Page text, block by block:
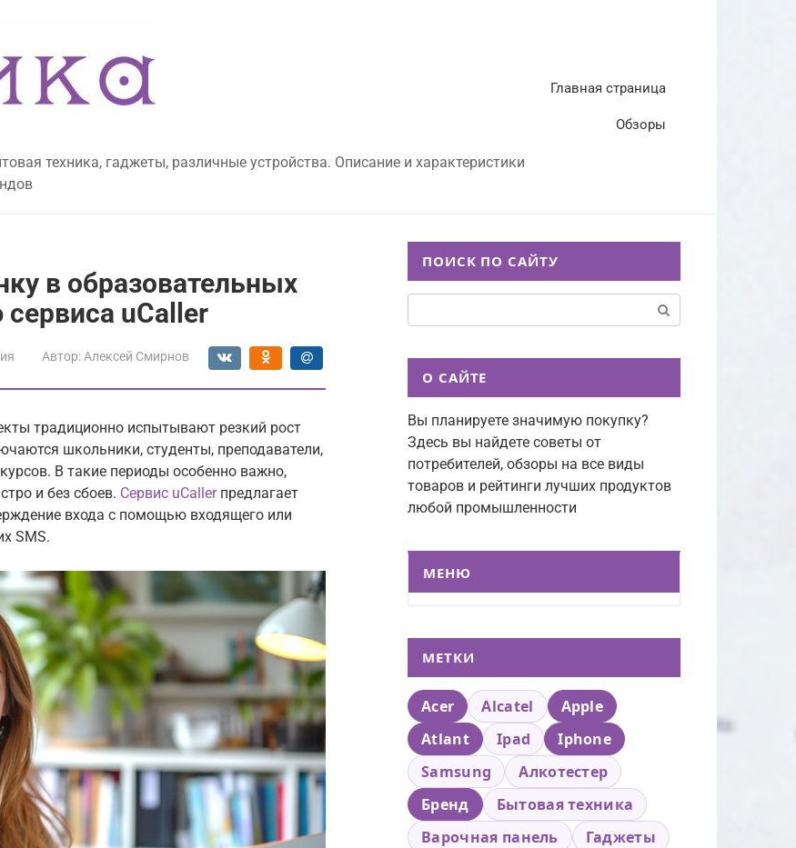
техника, гаджеты, различные устройства. Описание и характеристики
Главная страница
Обзоры
в образовательных
uCaller
Автор: Алексей Смирнов
традиционно испытывают резкий рост
школьники, студенты, преподаватели,
В такие периоды особенно важно,
и без сбоев. Сервис uCallerпредлагает
входа с помощью входящего или
SMS.
ПОИСК ПО САЙТУ
О САЙТЕ
Вы планируете значимую покупку?
Здесь вы найдете советы от
потребителей, обзоры на все виды
товаров и рейтинги лучших продуктов
любой промышленности
МЕНЮ
МЕТКИ
Acer Alcatel
Apple
Atlant
Ipad
Iphone
Samsung
Алкотестер
Бренд
Бытовая техника
Варочная панель
Гаджеты